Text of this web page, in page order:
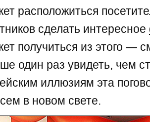
расположиться
сделать интересное
получиться из этого —
один раз увидеть, чем
иллюзиям эта
в новом свете.